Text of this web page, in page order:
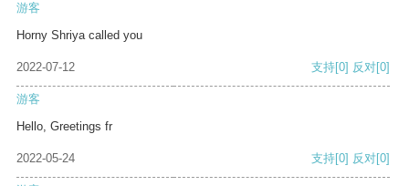
游客
Horny Shriya called you
2022-07-12 支持[0] 反对[0]
游客
Hello, Greetings fr
2022-05-24 支持[0] 反对[0]